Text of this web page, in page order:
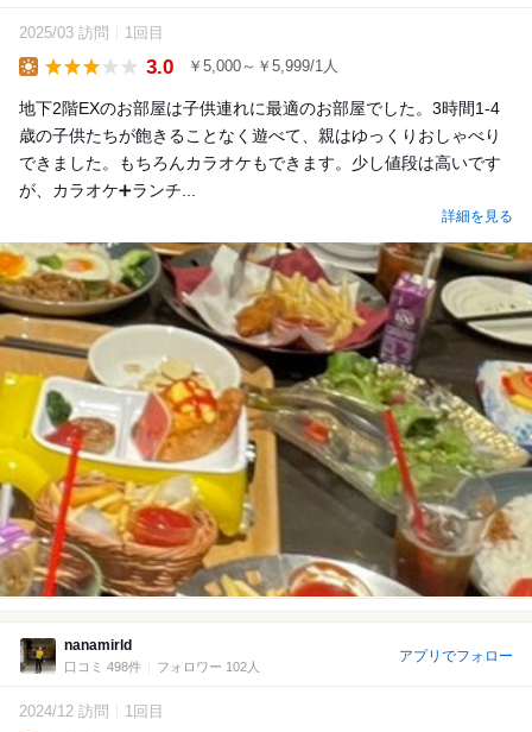
2025/03 訪問 1回目
3.0 ￥5,000～￥5,999/1人
地下2階EXのお部屋は子供連れに最適のお部屋でした。3時間1-4
歳の子供たちが飽きることなく遊べて、親はゆっくりおしゃべり
できました。もちろんカラオケもできます。少し値段は高いです
が、カラオケ➕ランチ...
詳細を見る
nanamirld
口コミ 498件 フォロワー 102人
アプリでフォロー
2024/12 訪問 1回目